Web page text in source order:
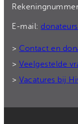
E-mail:
> Contact en
> Veelgestelde
> Vacatures bij